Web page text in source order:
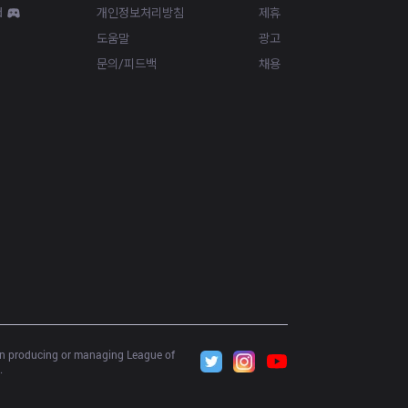
개인정보처리방침
도움말
문의/피드백
제휴
광고
채용
producing or managing League of